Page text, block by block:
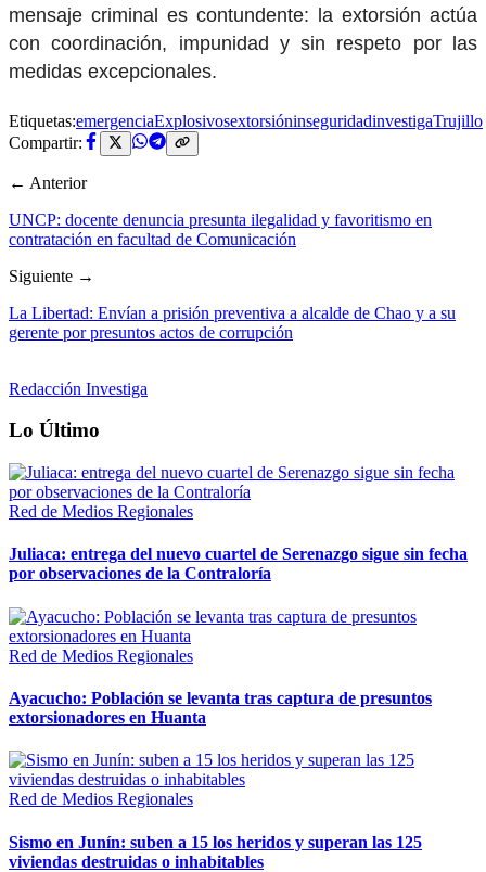
mensaje criminal es contundente: la extorsión actúa
con coordinación, impunidad y sin respeto por las
medidas excepcionales.
Etiquetas:emergenciaExplosivosextorsióninseguridadinvestigaTrujillo
Compartir:
← Anterior
UNCP: docente denuncia presunta ilegalidad y favoritismo en
contratación en facultad de Comunicación
Siguiente →
La Libertad: Envían a prisión preventiva a alcalde de Chao y a su
gerente por presuntos actos de corrupción
Redacción Investiga
Lo Último
Red de Medios Regionales
Juliaca: entrega del nuevo cuartel de Serenazgo sigue sin fecha
por observaciones de la Contraloría
Red de Medios Regionales
Ayacucho: Población se levanta tras captura de presuntos
extorsionadores en Huanta
Red de Medios Regionales
Sismo en Junín: suben a 15 los heridos y superan las 125
viviendas destruidas o inhabitables